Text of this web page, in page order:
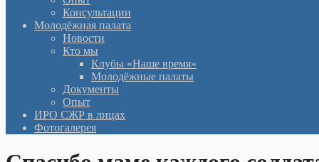
Консультации
Молодёжная палата
Новости
Кто мы
Клубы «Наше время»
Молодёжные палаты
Документы
Опыт
ИРО СЖР в лицах
Фотогалерея